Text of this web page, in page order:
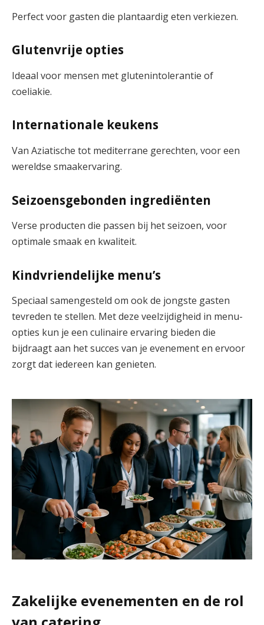
Perfect voor gasten die plantaardig eten verkiezen.
Glutenvrije opties
Ideaal voor mensen met glutenintolerantie of
coeliakie.
Internationale keukens
Van Aziatische tot mediterrane gerechten, voor een
wereldse smaakervaring.
Seizoensgebonden ingrediënten
Verse producten die passen bij het seizoen, voor
optimale smaak en kwaliteit.
Kindvriendelijke menu’s
Speciaal samengesteld om ook de jongste gasten
tevreden te stellen. Met deze veelzijdigheid in menu-
opties kun je een culinaire ervaring bieden die
bijdraagt aan het succes van je evenement en ervoor
zorgt dat iedereen kan genieten.
Zakelijke evenementen en de rol